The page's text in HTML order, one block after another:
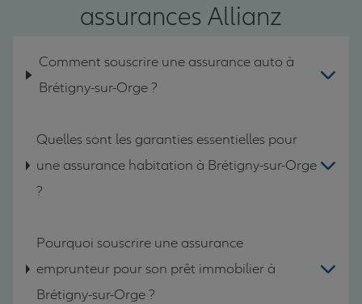
assurances Allianz
Comment souscrire une assurance auto à
Brétigny-sur-Orge ?
Quelles sont les garanties essentielles pour
une assurance habitation à Brétigny-sur-Orge
?
Pourquoi souscrire une assurance
emprunteur pour son prêt immobilier à
Brétigny-sur-Orge ?